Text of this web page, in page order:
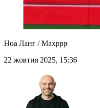
Ноа Ланг / Maxppp
22 жовтня 2025, 15:36